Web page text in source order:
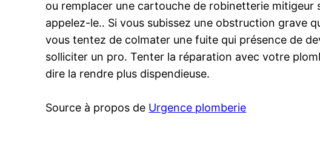
ou remplacer une cartouche de robinetterie mitigeur
appelez-le.. Si vous subissez une obstruction grave
vous tentez de colmater une fuite qui présence de
solliciter un pro. Tenter la réparation avec votre
dire la rendre plus dispendieuse.
Source à propos de Urgence plomberie